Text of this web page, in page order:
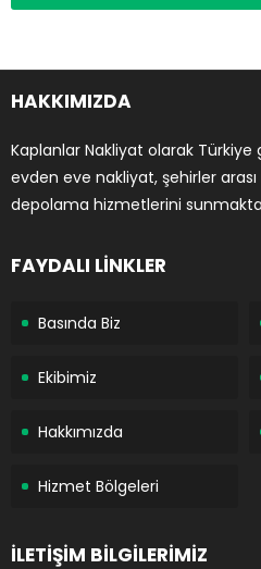
HAKKIMIZDA
Kaplanlar Nakliyat olarak
evden eve nakliyat, şehirler
depolama hizmetlerini
FAYDALI LİNKLER
Basında Biz
Ekibimiz
Hakkımızda
Hizmet Bölgeleri
İLETİŞİM BİLGİLERİMİZ